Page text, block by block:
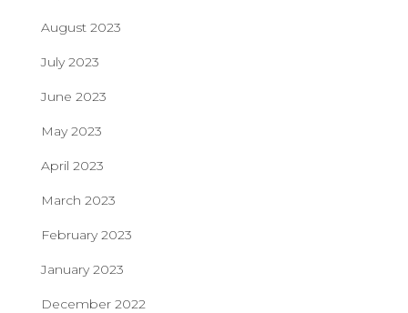
August 2023
July 2023
June 2023
May 2023
April 2023
March 2023
February 2023
January 2023
December 2022